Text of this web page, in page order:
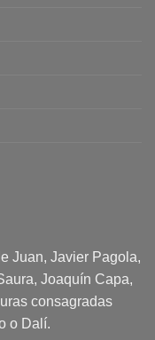
Juan, Javier Pagola,
Joaquín Capa,
consagradas
o Dalí.